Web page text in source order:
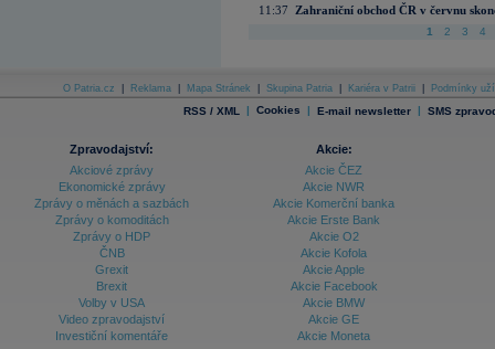
11:37
Zahraniční obchod ČR v červnu
1 2 3 4
O Patria.cz Reklama Mapa Stránek Skupina Patria Kariéra v Patrii Podmínky
RSS / XML | Cookies | E-mail newsletter | SMS
Zpravodajství:
Akciové zprávy
Ekonomické zprávy
Zprávy o měnách a sazbách
Zprávy o komoditách
Zprávy o HDP
ČNB
Grexit
Brexit
Volby v USA
Video zpravodajství
Investiční komentáře
Akcie:
Akcie ČEZ
Akcie NWR
Akcie Komerční banka
Akcie Erste Bank
Akcie O2
Akcie Kofola
Akcie Apple
Akcie Facebook
Akcie BMW
Akcie GE
Akcie Moneta